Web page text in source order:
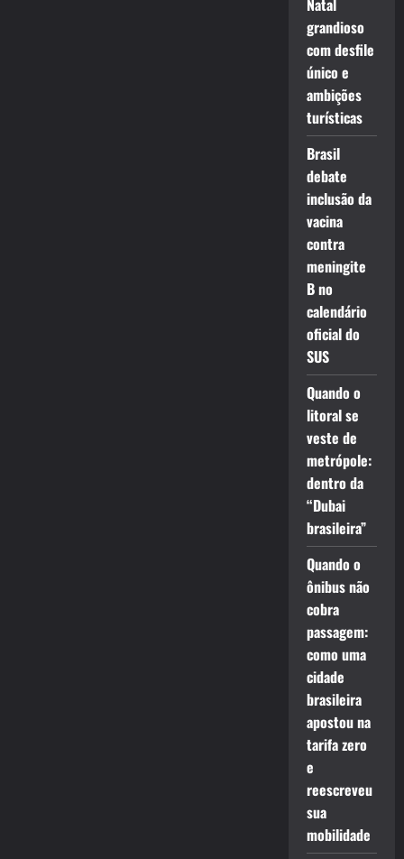
Natal
grandioso
com desfile
único e
ambições
turísticas
Brasil
debate
inclusão da
vacina
contra
meningite
B no
calendário
oficial do
SUS
Quando o
litoral se
veste de
metrópole:
dentro da
“Dubai
brasileira”
Quando o
ônibus não
cobra
passagem:
como uma
cidade
brasileira
apostou na
tarifa zero
e
reescreveu
sua
mobilidade